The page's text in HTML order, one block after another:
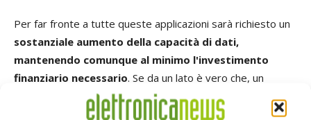
Per far fronte a tutte queste applicazioni sarà richiesto un
sostanziale aumento della capacità di dati,
mantenendo comunque al minimo l'investimento
finanziario necessario. Se da un lato è vero che, un
singolo SSD può essere in grado di superare un singolo
HDD, dall’altro c’è da considerare che gli scenari presentati